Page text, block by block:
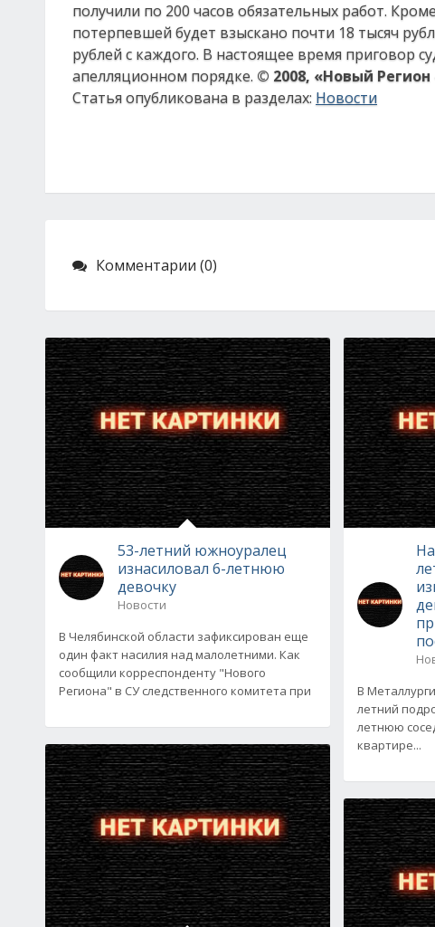
получили по 200 часов обязательных работ.
потерпевшей будет взыскано почти 18 тысяч
рублей с каждого. В настоящее время приговор
апелляционном порядке. © 2008, «Новый Регион
Статья опубликована в разделах: Новости
Комментарии (0)
53-летний южноуралец
изнасиловал 6-летнюю
девочку
Новости
В Челябинской области зафиксирован еще
один факт насилия над малолетними. Как
сообщили корреспонденту "Нового
Региона" в СУ следственного комитета при
В
летний
летнюю
квартире...